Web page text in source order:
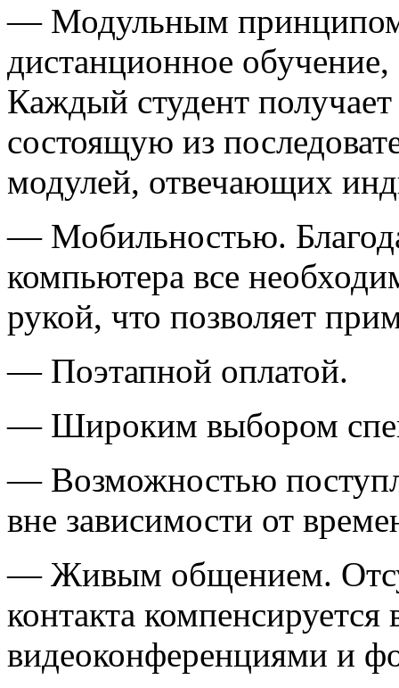
— Модульным
дистанционное
Каждый студент
состоящую из
модулей, отвечающих
— Мобильностью.
компьютера все
рукой, что позволяет
— Поэтапной оплатой.
— Широким выбором
— Возможностью
вне зависимости от
— Живым общением.
контакта
видеоконференциями и